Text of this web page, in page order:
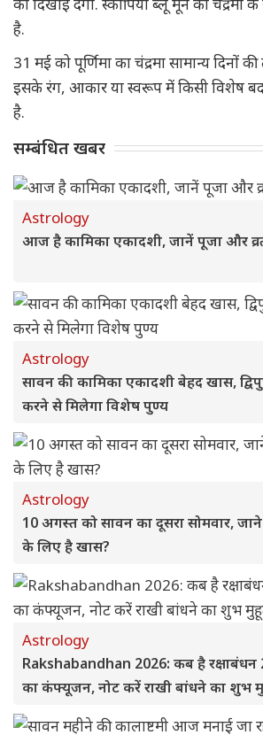
है.
31 मई को पूर्णिमा का चंद्रमा सामान्य दिनों
इसके रंग, आकार या स्वरूप में किसी विशेष
है.
सम्बंधित खबर
Astrology
आज है कामिका एकादशी, जानें पूजा और
Astrology
सावन की कामिका एकादशी बेहद खास,
करने से मिलेगा विशेष पुण्य
Astrology
10 अगस्त को सावन का दूसरा सोमवार,
के लिए है खास?
Astrology
Rakshabandhan 2026: कब है रक्षाबंधन
का कंफ्यूजन, नोट करें राखी बांधने का शुभ